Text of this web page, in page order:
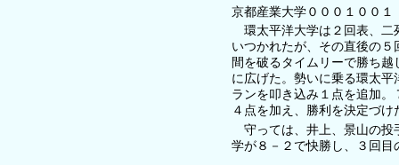
京都産業大学０００１
環太平洋大学は２回表、二
いつかれたが、その直後の
間を破るタイムリーで勝ち
に広げた。勢いに乗る環太
ランを叩き込み１点を追加
４点を加え、勝利を決定づけ
守っては、井上、景山の投
学が８－２で快勝し、３回